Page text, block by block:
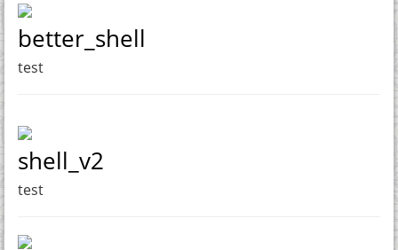
better_shell
test
shell_v2
test